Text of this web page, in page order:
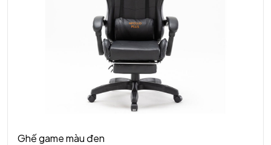
Ghế game màu đen